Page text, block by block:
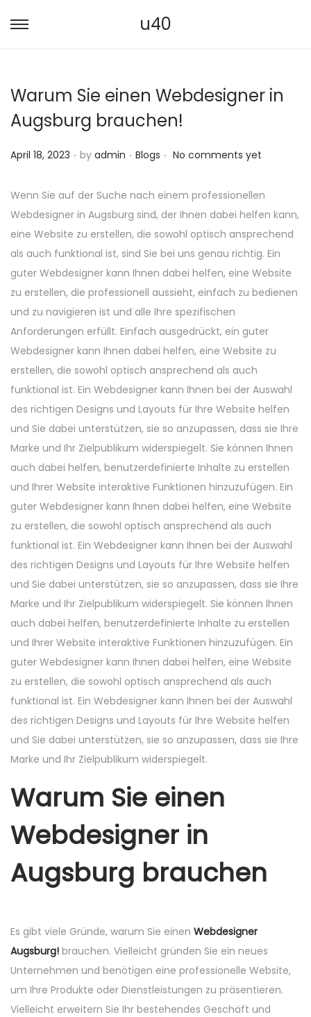
S
p
o
n
i
a
o
S
p
o
c
t
n
u40
Warum Sie einen Webdesigner in
Augsburg brauchen!
P
s
t
e
d
o
n
April 18, 2023 . by admin . P
s
t
e
d
i
n
Blogs . No comments yet
Wenn Sie auf der Suche nach einem professionellen
Webdesigner in Augsburg sind, der Ihnen dabei helfen kann,
eine Website zu erstellen, die sowohl optisch ansprechend
als auch funktional ist, sind Sie bei uns genau richtig. Ein
guter Webdesigner kann Ihnen dabei helfen, eine Website
zu erstellen, die professionell aussieht, einfach zu bedienen
und zu navigieren ist und alle Ihre spezifischen
Anforderungen erfüllt. Einfach ausgedrückt, ein guter
Webdesigner kann Ihnen dabei helfen, eine Website zu
erstellen, die sowohl optisch ansprechend als auch
funktional ist. Ein Webdesigner kann Ihnen bei der Auswahl
des richtigen Designs und Layouts für Ihre Website helfen
und Sie dabei unterstützen, sie so anzupassen, dass sie Ihre
Marke und Ihr Zielpublikum widerspiegelt. Sie können Ihnen
auch dabei helfen, benutzerdefinierte Inhalte zu erstellen
und Ihrer Website interaktive Funktionen hinzuzufügen. Ein
guter Webdesigner kann Ihnen dabei helfen, eine Website
zu erstellen, die sowohl optisch ansprechend als auch
funktional ist. Ein Webdesigner kann Ihnen bei der Auswahl
des richtigen Designs und Layouts für Ihre Website helfen
und Sie dabei unterstützen, sie so anzupassen, dass sie Ihre
Marke und Ihr Zielpublikum widerspiegelt. Sie können Ihnen
auch dabei helfen, benutzerdefinierte Inhalte zu erstellen
und Ihrer Website interaktive Funktionen hinzuzufügen. Ein
guter Webdesigner kann Ihnen dabei helfen, eine Website
zu erstellen, die sowohl optisch ansprechend als auch
funktional ist. Ein Webdesigner kann Ihnen bei der Auswahl
des richtigen Designs und Layouts für Ihre Website helfen
und Sie dabei unterstützen, sie so anzupassen, dass sie Ihre
Marke und Ihr Zielpublikum widerspiegelt.
Warum Sie einen
Webdesigner in
Augsburg brauchen
Es gibt viele Gründe, warum Sie einen Webdesigner
Augsburg! brauchen. Vielleicht gründen Sie ein neues
Unternehmen und benötigen eine professionelle Website,
um Ihre Produkte oder Dienstleistungen zu präsentieren.
Vielleicht erweitern Sie Ihr bestehendes Geschäft und